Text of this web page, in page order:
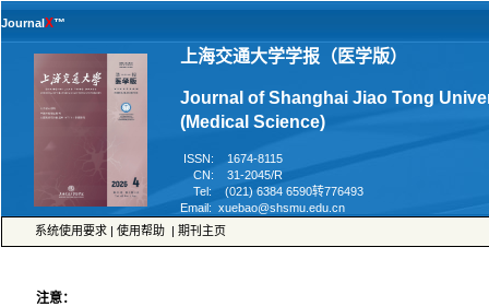
™
Journal of Shanghai Jiao Tong
ISSN: 1674-8115
CN: 31-2045/R
Tel: (021) 6384 6590转776493
| |